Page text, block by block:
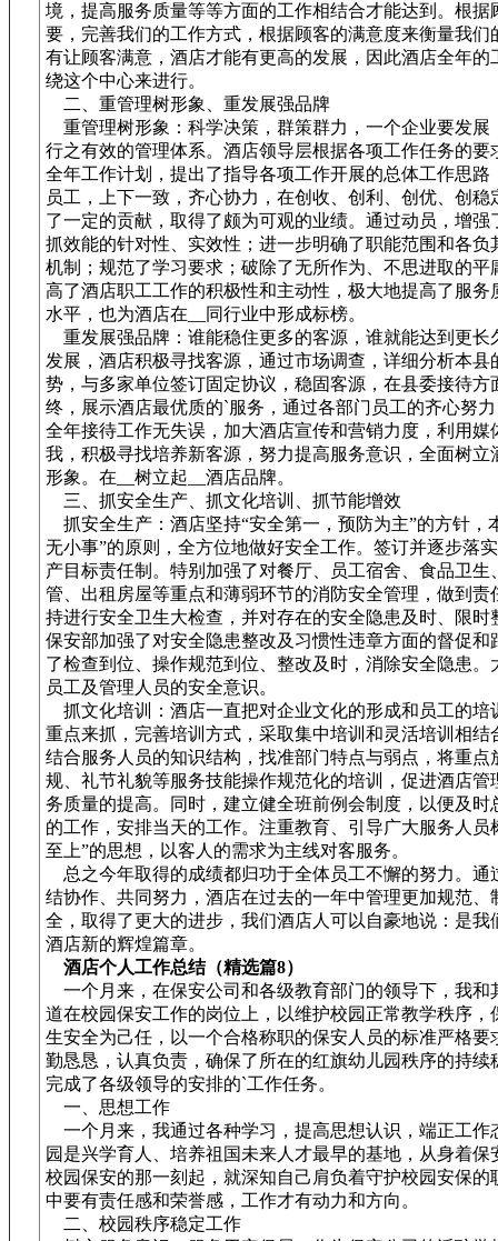
境，提高服务质量等等方面的工作相结合才能达到。根据
要，完善我们的工作方式，根据顾客的满意度来衡量我们
有让顾客满意，酒店才能有更高的发展，因此酒店全年的
绕这个中心来进行。
二、重管理树形象、重发展强品牌
重管理树形象：科学决策，群策群力，一个企业要发展
行之有效的管理体系。酒店领导层根据各项工作任务的要
全年工作计划，提出了指导各项工作开展的总体工作思路
员工，上下一致，齐心协力，在创收、创利、创优、创稳
了一定的贡献，取得了颇为可观的业绩。通过动员，增强
抓效能的针对性、实效性；进一步明确了职能范围和各负
机制；规范了学习要求；破除了无所作为、不思进取的平
高了酒店职工工作的积极性和主动性，极大地提高了服务
水平，也为酒店在__同行业中形成标榜。
重发展强品牌：谁能稳住更多的客源，谁就能达到更长
发展，酒店积极寻找客源，通过市场调查，详细分析本县
势，与多家单位签订固定协议，稳固客源，在县委接待方
终，展示酒店最优质的`服务，通过各部门员工的齐心努
全年接待工作无失误，加大酒店宣传和营销力度，利用媒
我，积极寻找培养新客源，努力提高服务意识，全面树立
形象。在__树立起__酒店品牌。
三、抓安全生产、抓文化培训、抓节能增效
抓安全生产：酒店坚持“安全第一，预防为主”的方针，
无小事”的原则，全方位地做好安全工作。签订并逐步落
产目标责任制。特别加强了对餐厅、员工宿舍、食品卫生
管、出租房屋等重点和薄弱环节的消防安全管理，做到责
持进行安全卫生大检查，并对存在的安全隐患及时、限时
保安部加强了对安全隐患整改及习惯性违章方面的督促和
了检查到位、操作规范到位、整改及时，消除安全隐患。
员工及管理人员的安全意识。
抓文化培训：酒店一直把对企业文化的形成和员工的培
重点来抓，完善培训方式，采取集中培训和灵活培训相结
结合服务人员的知识结构，找准部门特点与弱点，将重点
规、礼节礼貌等服务技能操作规范化的培训，促进酒店管
务质量的提高。同时，建立健全班前例会制度，以便及时
的工作，安排当天的工作。注重教育、引导广大服务人员
至上”的思想，以客人的需求为主线对客服务。
总之今年取得的成绩都归功于全体员工不懈的努力。通
结协作、共同努力，酒店在过去的一年中管理更加规范、
全，取得了更大的进步，我们酒店人可以自豪地说：是我
酒店新的辉煌篇章。
酒店个人工作总结（精选篇8）
一个月来，在保安公司和各级教育部门的领导下，我和
道在校园保安工作的岗位上，以维护校园正常教学秩序，
生安全为己任，以一个合格称职的保安人员的标准严格要
勤恳恳，认真负责，确保了所在的红旗幼儿园秩序的持续
完成了各级领导的安排的`工作任务。
一、思想工作
一个月来，我通过各种学习，提高思想认识，端正工作
园是兴学育人、培养祖国未来人才最早的基地，从身着保
校园保安的那一刻起，就深知自己肩负着守护校园安保的
中要有责任感和荣誉感，工作才有动力和方向。
二、校园秩序稳定工作